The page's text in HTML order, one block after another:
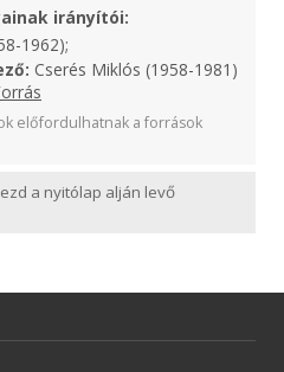
irányítói:
1962);
Cserés Miklós (1958-1981)
előfordulhatnak a források
a nyitólap alján levő